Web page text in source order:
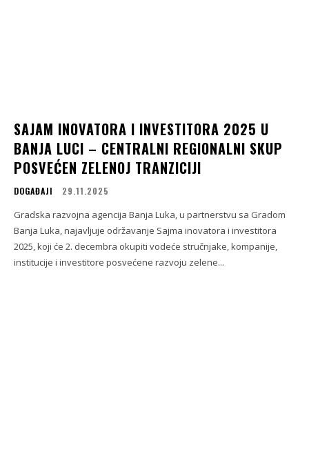
SAJAM INOVATORA I INVESTITORA 2025 U
BANJA LUCI – CENTRALNI REGIONALNI SKUP
POSVEĆEN ZELENOJ TRANZICIJI
DOGAĐAJI 29.11.2025
Gradska razvojna agencija Banja Luka, u partnerstvu sa Gradom
Banja Luka, najavljuje održavanje Sajma inovatora i investitora
2025, koji će 2. decembra okupiti vodeće stručnjake, kompanije,
institucije i investitore posvećene razvoju zelene...